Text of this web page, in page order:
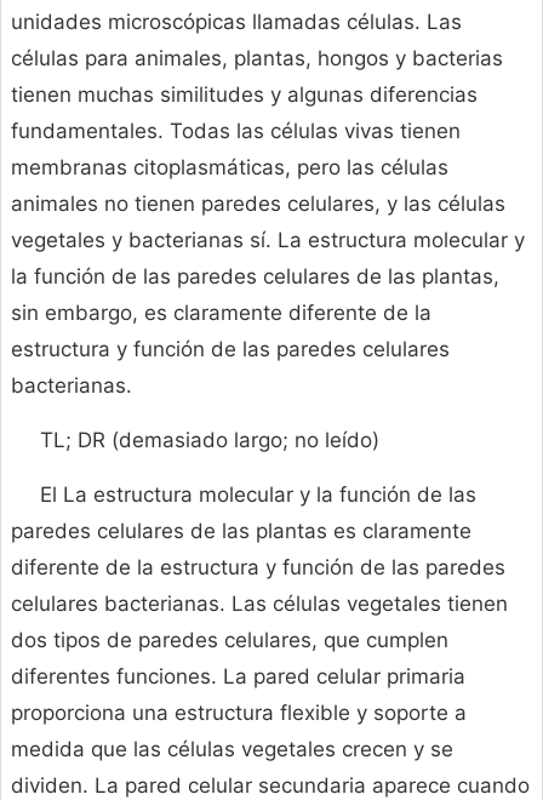
unidades microscópicas llamadas células. Las
células para animales, plantas, hongos y bacterias
tienen muchas similitudes y algunas diferencias
fundamentales. Todas las células vivas tienen
membranas citoplasmáticas, pero las células
animales no tienen paredes celulares, y las células
vegetales y bacterianas sí. La estructura molecular y
la función de las paredes celulares de las plantas,
sin embargo, es claramente diferente de la
estructura y función de las paredes celulares
bacterianas.
TL; DR (demasiado largo; no leído)
El La estructura molecular y la función de las
paredes celulares de las plantas es claramente
diferente de la estructura y función de las paredes
celulares bacterianas. Las células vegetales tienen
dos tipos de paredes celulares, que cumplen
diferentes funciones. La pared celular primaria
proporciona una estructura flexible y soporte a
medida que las células vegetales crecen y se
dividen. La pared celular secundaria aparece cuando